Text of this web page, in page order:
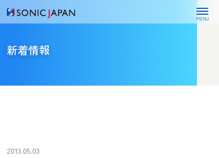
MENU
新着情報
2013.05.03